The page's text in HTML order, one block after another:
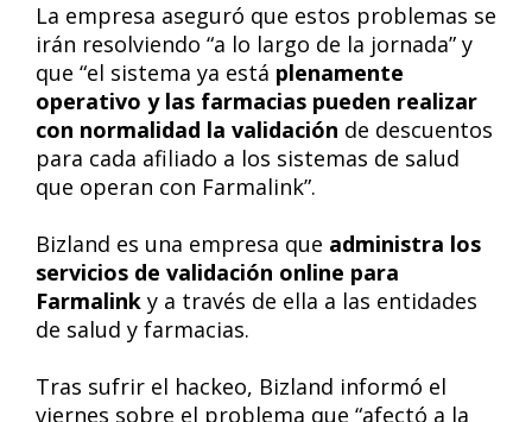
La empresa aseguró que estos problemas se
irán resolviendo “a lo largo de la jornada” y
que “el sistema ya está plenamente
operativo y las farmacias pueden realizar
con normalidad la validación de descuentos
para cada afiliado a los sistemas de salud
que operan con Farmalink”.
Bizland es una empresa que administra los
servicios de validación online para
Farmalink y a través de ella a las entidades
de salud y farmacias.
Tras sufrir el hackeo, Bizland informó el
viernes sobre el problema que “afectó a la